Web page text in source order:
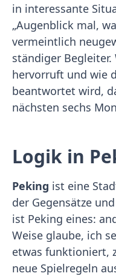
in interessante
„Augenblick mal,
vermeintlich
ständiger Begleiter.
hervorruft und wie
beantwortet wird,
nächsten sechs
Logik in
Peking ist eine
der Gegensätze
ist Peking eines:
Weise glaube, ich
etwas funktioniert,
neue Spielregeln